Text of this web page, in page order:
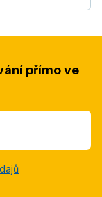
přímo ve